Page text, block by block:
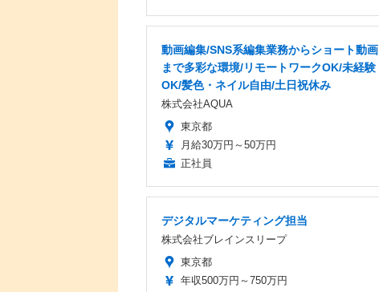
動画編集/SNS系編集業務からショート動画
まで多彩な環境/リモートワークOK/未経験
OK/髪色・ネイル自由/土日祝休み
株式会社AQUA
東京都
月給30万円～50万円
正社員
デジタルマーケティング担当
株式会社ブレインスリープ
東京都
年収500万円～750万円